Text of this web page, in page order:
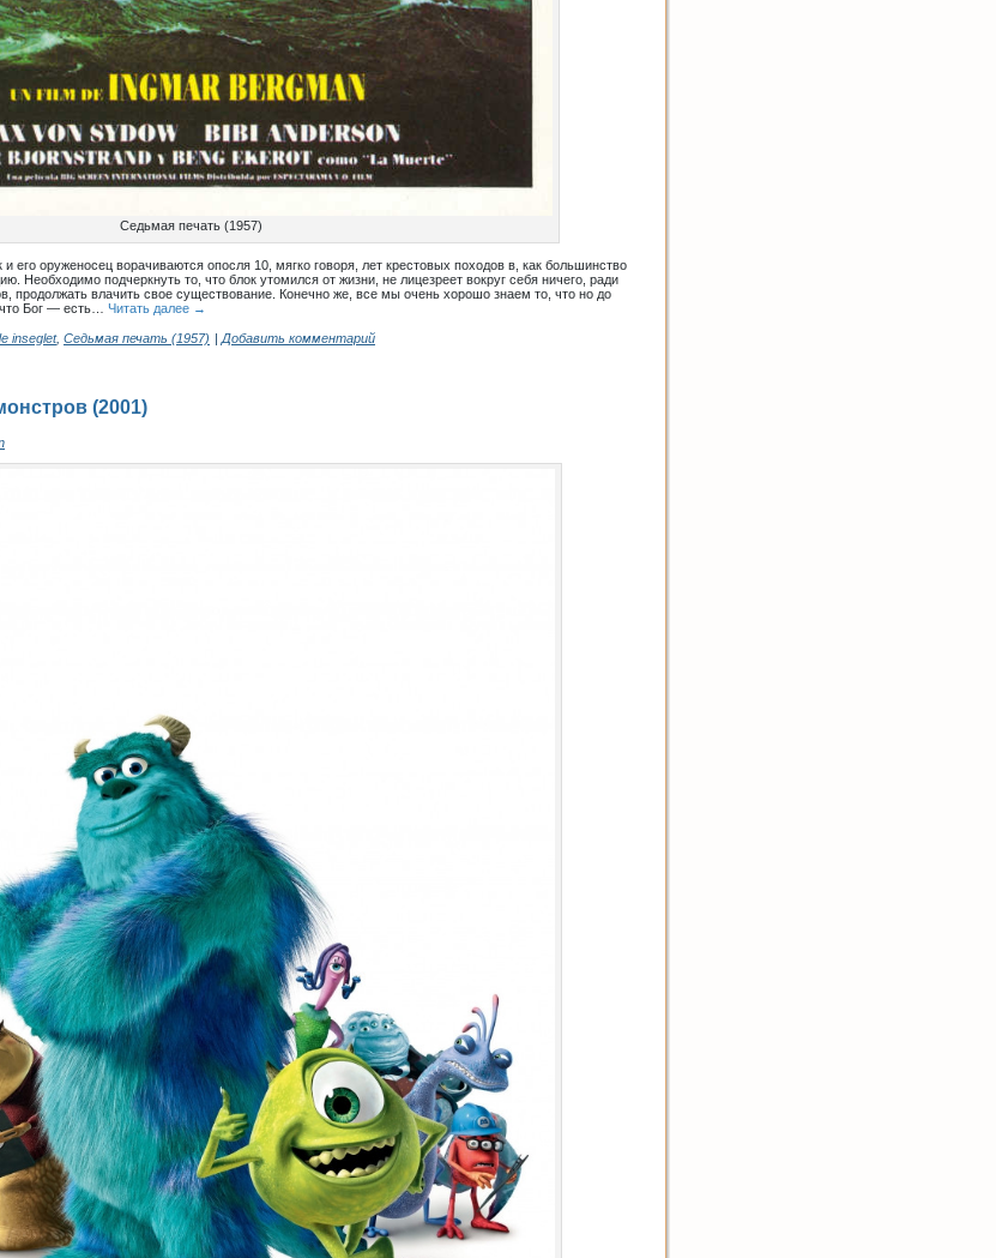
Седьмая печать (1957)
его оруженосец ворачиваются опосля 10, мягко говоря, лет крестовых походов в, как большинство
Необходимо подчеркнуть то, что блок утомился от жизни, не лицезреет вокруг себя ничего, ради
продолжать влачить свое существование. Конечно же, все мы очень хорошо знаем то, что но до
Бог — есть… Читать далее →
inseglet, Седьмая печать (1957) | Добавить комментарий
(2001)